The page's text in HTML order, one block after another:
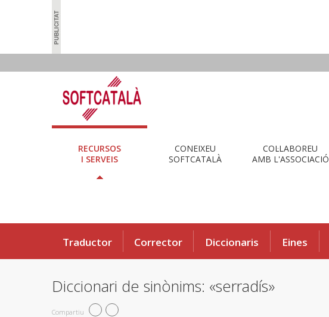
RECURSOS
I SERVEIS
CONEIXEU
SOFTCATALÀ
COL·LABOREU
AMB L'ASSOCIACIÓ
Traductor Corrector Diccionaris Eines
Diccionari de sinònims: «serradís»
Compartiu